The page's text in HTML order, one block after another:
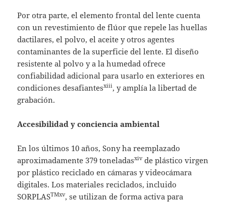
Por otra parte, el elemento frontal del lente cuenta
con un revestimiento de flúor que repele las huellas
dactilares, el polvo, el aceite y otros agentes
contaminantes de la superficie del lente. El diseño
resistente al polvo y a la humedad ofrece
confiabilidad adicional para usarlo en exteriores en
condiciones desafiantesxiii, y amplía la libertad de
grabación.
Accesibilidad y conciencia ambiental
En los últimos 10 años, Sony ha reemplazado
aproximadamente 379 toneladasxivde plástico virgen
por plástico reciclado en cámaras y videocámara
digitales. Los materiales reciclados, incluido
SORPLASTMxv, se utilizan de forma activa para